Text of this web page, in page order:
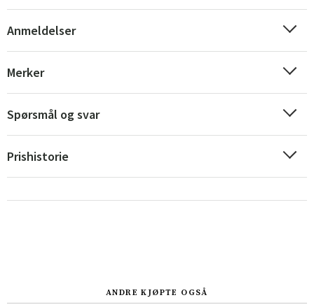
Norge
Anmeldelser
Merker
Spørsmål og svar
Prishistorie
ANDRE KJØPTE OGSÅ